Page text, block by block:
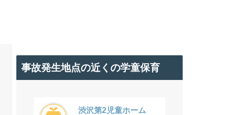
事故発生地点の近くの学童保育
渋沢第2児童ホーム